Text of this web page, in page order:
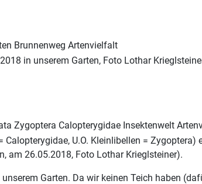
in unserem Garten, Foto Lothar
Calopterygidae, U.O. Kleinlibellen =
am 26.05.2018, Foto Lothar Krieglsteiner).
Garten. Da wir keinen Teich haben